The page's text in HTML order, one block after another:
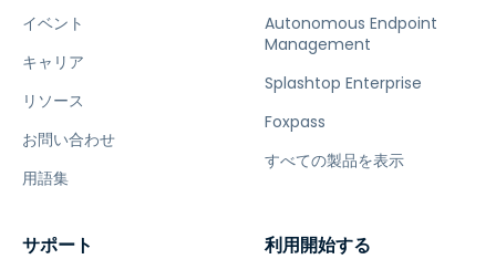
イベント
キャリア
リソース
お問い合わせ
用語集
Autonomous Endpoint
Management
Splashtop Enterprise
Foxpass
すべての製品を表示
サポート 利用開始する